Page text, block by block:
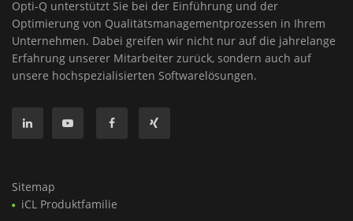
Opti-Q unterstützt Sie bei der Einführung und der
Optimierung von Qualitätsmanagementprozessen in Ihrem
Unternehmen. Dabei greifen wir nicht nur auf die jahrelange
Erfahrung unserer Mitarbeiter zurück, sondern auch auf
unsere hochspezialisierten Softwarelösungen.
Sitemap
iCL Produktfamilie